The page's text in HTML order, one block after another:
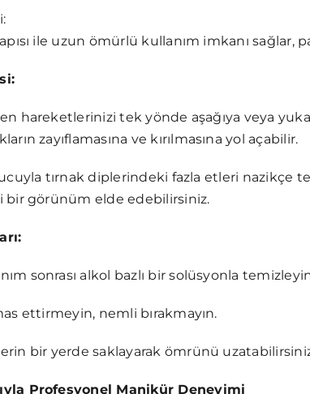
ile uzun ömürlü kullanım imkanı sağlar,
hareketlerinizi tek yönde aşağıya veya
zayıflamasına ve kırılmasına yol açabilir.
tırnak diplerindeki fazla etleri nazikçe
bir görünüm elde edebilirsiniz.
sonrası alkol bazlı bir solüsyonla
ettirmeyin, nemli bırakmayın.
bir yerde saklayarak ömrünü
Profesyonel Manikür Deneyimi